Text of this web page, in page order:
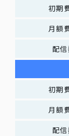
初期
月額
配信
初期
月額
配信